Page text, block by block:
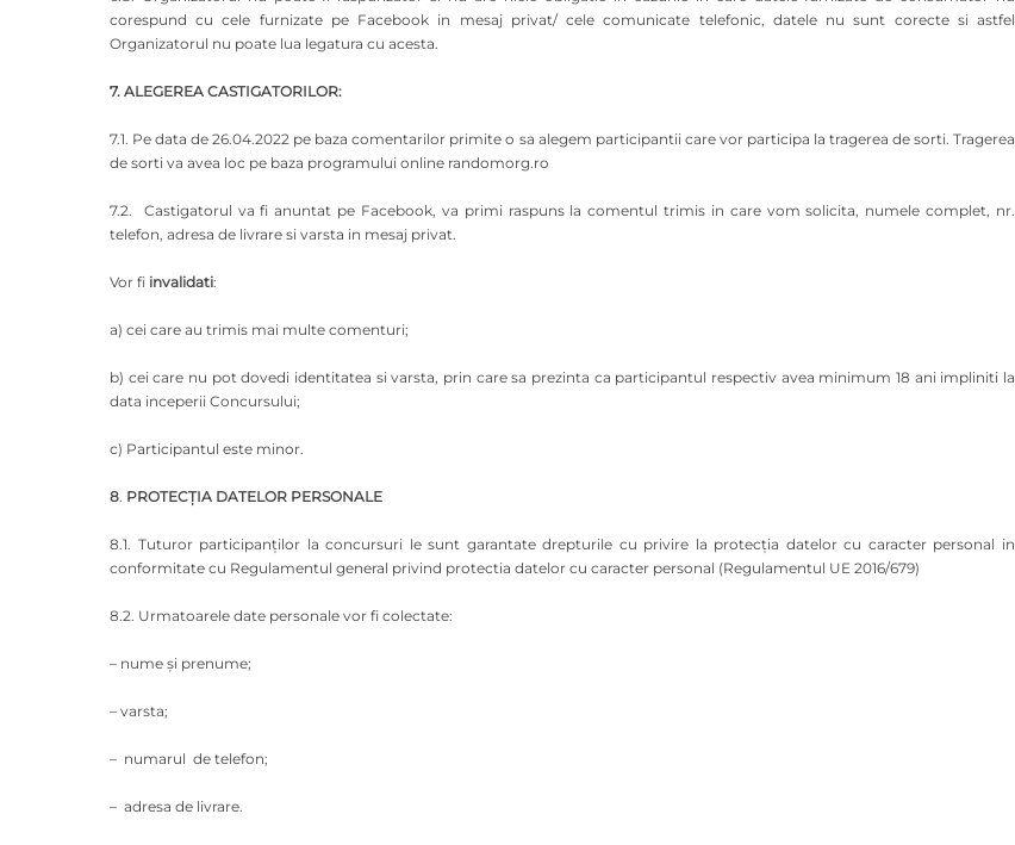
corespund cu cele furnizate pe Facebook in mesaj privat/ cele comunicate telefonic, datele nu sunt corecte si astfel
Organizatorul nu poate lua legatura cu acesta.
7. ALEGEREA CASTIGATORILOR:
7.1. Pe data de 26.04.2022 pe baza comentarilor primite o sa alegem participantii care vor participa la tragerea de sorti. Tragerea
de sorti va avea loc pe baza programului online randomorg.ro
7.2. Castigatorul va fi anuntat pe Facebook, va primi raspuns la comentul trimis in care vom solicita, numele complet, nr.
telefon, adresa de livrare si varsta in mesaj privat.
Vor fi invalidati:
a) cei care au trimis mai multe comenturi;
b) cei care nu pot dovedi identitatea si varsta, prin care sa prezinta ca participantul respectiv avea minimum 18 ani impliniti la
data inceperii Concursului;
c) Participantul este minor.
8 PROTECŢIA DATELOR PERSONALE
8.1. Tuturor participanților la concursuri le sunt garantate drepturile cu privire la protecția datelor cu caracter personal in
conformitate cu Regulamentul general privind protectia datelor cu caracter personal (Regulamentul UE 2016/679)
8.2. Urmatoarele date personale vor fi colectate:
– nume și prenume;
– varsta;
– numarul de telefon;
– adresa de livrare.